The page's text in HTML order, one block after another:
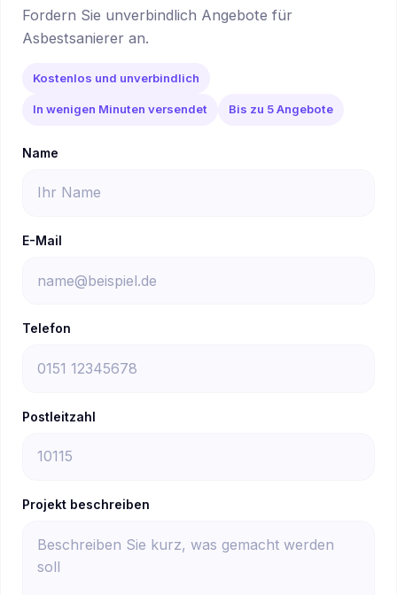
Fordern Sie unverbindlich Angebote für
Asbestsanierer an.
Kostenlos und unverbindlich
In wenigen Minuten versendet Bis zu 5 Angebote
Name
E-Mail
Telefon
Postleitzahl
Projekt beschreiben